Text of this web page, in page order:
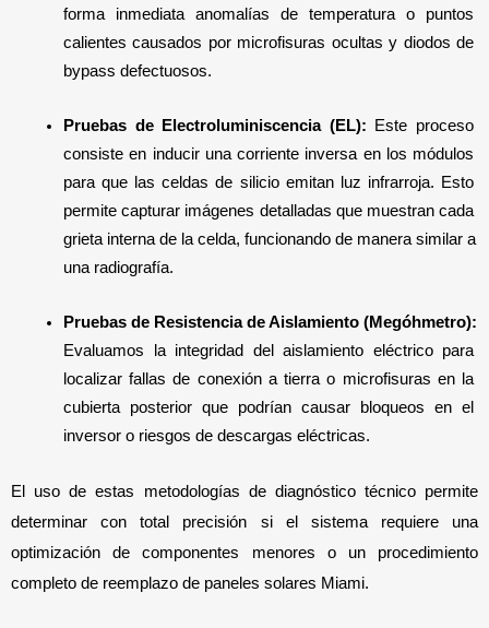
forma inmediata anomalías de temperatura o puntos
calientes causados por microfisuras ocultas y diodos de
bypass defectuosos.
Pruebas de Electroluminiscencia (EL): Este proceso
consiste en inducir una corriente inversa en los módulos
para que las celdas de silicio emitan luz infrarroja. Esto
permite capturar imágenes detalladas que muestran cada
grieta interna de la celda, funcionando de manera similar a
una radiografía.
Evaluamos la integridad del aislamiento eléctrico para
localizar fallas de conexión a tierra o microfisuras en la
cubierta posterior que podrían causar bloqueos en el
inversor o riesgos de descargas eléctricas.
El uso de estas metodologías de diagnóstico técnico permite
determinar con total precisión si el sistema requiere una
optimización de componentes menores o un procedimiento
completo de reemplazo de paneles solares Miami.